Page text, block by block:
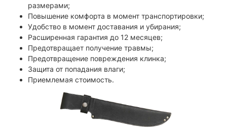
размерами;
Повышение комфорта в момент транспортировки;
Удобство в момент доставания и убирания;
Расширенная гарантия до 12 месяцев;
Предотвращает получение травмы;
Предотвращение повреждения клинка;
Защита от попадания влаги;
Приемлемая стоимость.